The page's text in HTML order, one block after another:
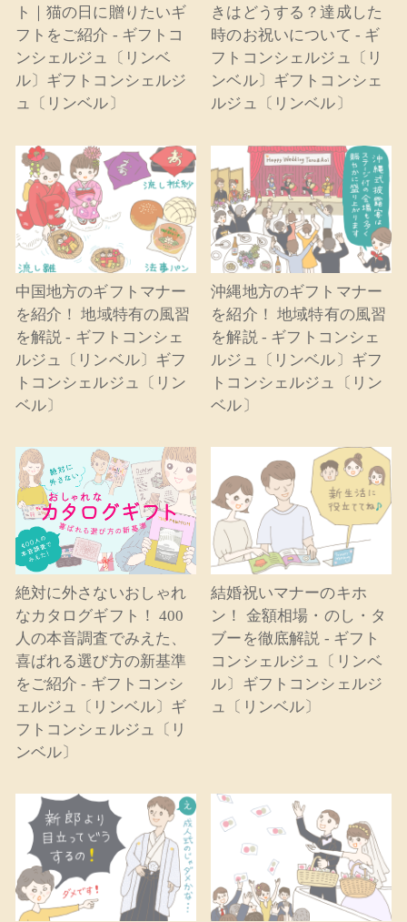
ト｜猫の日に贈りたいギ
フトをご紹介 - ギフトコ
ンシェルジュ〔リンベ
ル〕ギフトコンシェルジ
ュ〔リンベル〕
きはどうする？達成した
時のお祝いについて - ギ
フトコンシェルジュ〔リ
ンベル〕ギフトコンシェ
ルジュ〔リンベル〕
中国地方のギフトマナー
を紹介！ 地域特有の風習
を解説 - ギフトコンシェ
ルジュ〔リンベル〕ギフ
トコンシェルジュ〔リン
ベル〕
沖縄地方のギフトマナー
を紹介！ 地域特有の風習
を解説 - ギフトコンシェ
ルジュ〔リンベル〕ギフ
トコンシェルジュ〔リン
ベル〕
絶対に外さないおしゃれ
なカタログギフト！ 400
人の本音調査でみえた、
喜ばれる選び方の新基準
をご紹介 - ギフトコンシ
ェルジュ〔リンベル〕ギ
フトコンシェルジュ〔リ
ンベル〕
結婚祝いマナーのキホ
ン！ 金額相場・のし・タ
ブーを徹底解説 - ギフト
コンシェルジュ〔リンベ
ル〕ギフトコンシェルジ
ュ〔リンベル〕